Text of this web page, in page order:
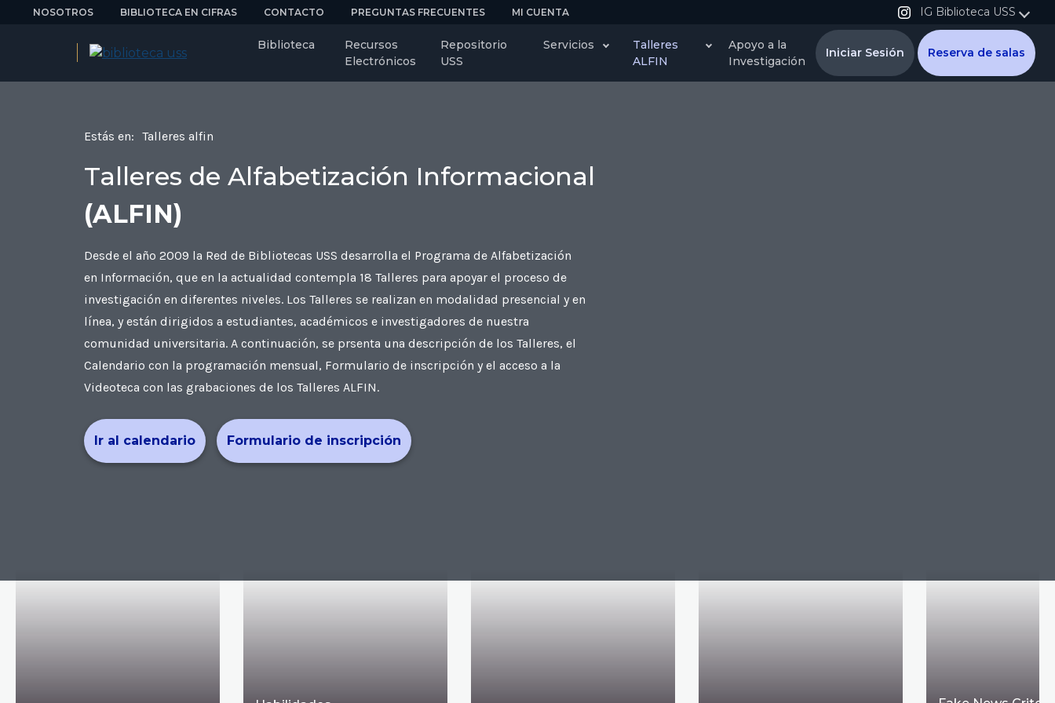
NOSOTROS BIBLIOTECA EN CIFRAS CONTACTO PREGUNTAS FRECUENTES MI CUENTA IG Biblioteca USS
Biblioteca
Recursos
Electrónicos
Repositorio
USS
Servicios
Talleres
ALFIN
Apoyo a la
Investigación
Iniciar Sesión Reserva de salas
Estás en: Talleres alfin
Talleres de Alfabetización Informacional
(ALFIN)
Desde el año 2009 la Red de Bibliotecas USS desarrolla el Programa de Alfabetización
en Información, que en la actualidad contempla 18 Talleres para apoyar el proceso de
investigación en diferentes niveles. Los Talleres se realizan en modalidad presencial y en
línea, y están dirigidos a estudiantes, académicos e investigadores de nuestra
comunidad universitaria. A continuación, se prsenta una descripción de los Talleres, el
Calendario con la programación mensual, Formulario de inscripción y el acceso a la
Videoteca con las grabaciones de los Talleres ALFIN.
Ir al calendario Formulario de inscripción